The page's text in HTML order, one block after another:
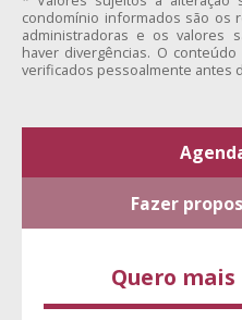
condomínio informados são os
administradoras e os valores
haver divergências. O
verificados pessoalmente antes
Fazer
Quero